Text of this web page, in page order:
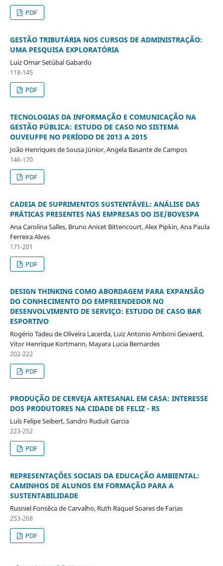
PDF
GESTÃO TRIBUTÁRIA NOS CURSOS DE ADMINISTRAÇÃO:
UMA PESQUISA EXPLORATÓRIA
Luiz Omar Setúbal Gabardo
118-145
PDF
TECNOLOGIAS DA INFORMAÇÃO E COMUNICAÇÃO NA
GESTÃO PÚBLICA: ESTUDO DE CASO NO SISTEMA
OUVEUFPE NO PERÍODO DE 2013 A 2015
João Henriques de Sousa Júnior, Angela Basante de Campos
146-170
PDF
CADEIA DE SUPRIMENTOS SUSTENTÁVEL: ANÁLISE DAS
PRÁTICAS PRESENTES NAS EMPRESAS DO ISE/BOVESPA
Ana Carolina Salles, Bruno Anicet Bittencourt, Alex Pipkin, Ana Paula
Ferreira Alves
171-201
PDF
DESIGN THINKING COMO ABORDAGEM PARA EXPANSÃO
DO CONHECIMENTO DO EMPREENDEDOR NO
DESENVOLVIMENTO DE SERVIÇO: ESTUDO DE CASO BAR
ESPORTIVO
Rogério Tadeu de Oliveira Lacerda, Luiz Antonio Amboni Gevaerd,
Vitor Henrique Kortmann, Mayara Lucia Bernardes
202-222
PDF
PRODUÇÃO DE CERVEJA ARTESANAL EM CASA: INTERESSE
DOS PRODUTORES NA CIDADE DE FELIZ - RS
Luís Felipe Seibert, Sandro Ruduit Garcia
223-252
PDF
REPRESENTAÇÕES SOCIAIS DA EDUCAÇÃO AMBIENTAL:
CAMINHOS DE ALUNOS EM FORMAÇÃO PARA A
SUSTENTABILIDADE
Rusniel Fonsêca de Carvalho, Ruth Raquel Soares de Farias
253-268
PDF